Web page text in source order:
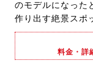
のモデルになった
作り出す絶景スポ
料金・詳